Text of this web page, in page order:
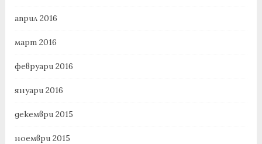
април 2016
март 2016
февруари 2016
януари 2016
декември 2015
ноември 2015